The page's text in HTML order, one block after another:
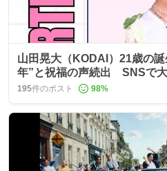
山田晃大（KODAI）21歳の
年”と祝福の声続出 SNSで
ダンスや楽曲制作の才能も称賛
195件のポスト 98%